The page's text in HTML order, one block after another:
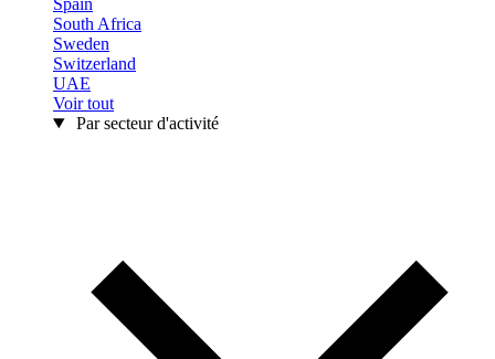
Spain
South Africa
Sweden
Switzerland
UAE
Voir tout
Par secteur d'activité